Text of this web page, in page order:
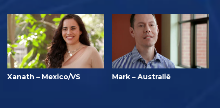
Xanath – Mexico/VS Mark – Australië